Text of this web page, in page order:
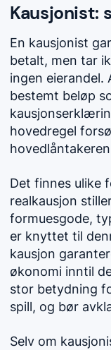
Kausjonist:
En kausjonist
betalt, men tar
ingen eierandel.
bestemt beløp
hovedregel
Det finnes ulike
realkausjon
formuesgode,
er knyttet til
kausjon
økonomi inntil
stor betydning
spill, og bør
Selv om